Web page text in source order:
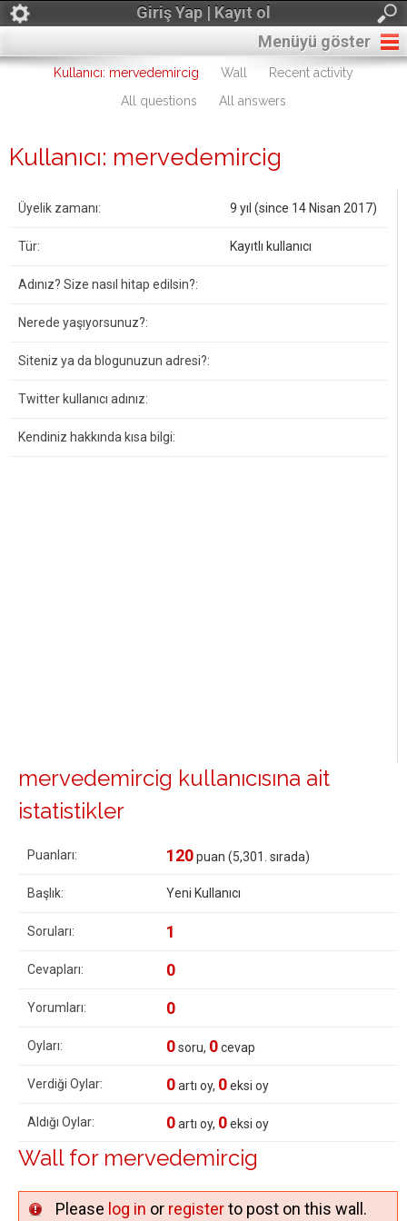
Giriş Yap | Kayıt ol
Menüyü göster
Kullanıcı: mervedemircig Wall
Recent activity
All questions
All answers
Kullanıcı: mervedemircig
Üyelik zamanı: 9 yıl (since 14 Nisan 2017)
Tür: Kayıtlı kullanıcı
Adınız? Size nasıl hitap edilsin?:
Nerede yaşıyorsunuz?:
Siteniz ya da blogunuzun adresi?:
Twitter kullanıcı adınız:
Kendiniz hakkında kısa bilgi:
mervedemircig kullanıcısına ait
istatistikler
Puanları: 120puan (5,301 . sırada)
Başlık: Yeni Kullanıcı
Soruları: 1
Cevapları: 0
Yorumları: 0
Oyları: 0soru, 0cevap
Verdiği Oylar: 0artı oy, 0eksi oy
Aldığı Oylar: 0artı oy, 0eksi oy
Wall for mervedemircig
Please log in or registerto post on this wall.